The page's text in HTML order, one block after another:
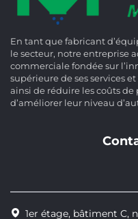
En tant que fabricant
le secteur, notre entreprise
commerciale fondée sur
supérieure de ses services
ainsi de réduire les coûts
d’améliorer leur niveau
1er étage, bâtiment C,